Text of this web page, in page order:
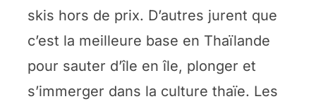
skis hors de prix. D’autres jurent que
c’est la meilleure base en Thaïlande
pour sauter d’île en île, plonger et
s’immerger dans la culture thaïe. Les